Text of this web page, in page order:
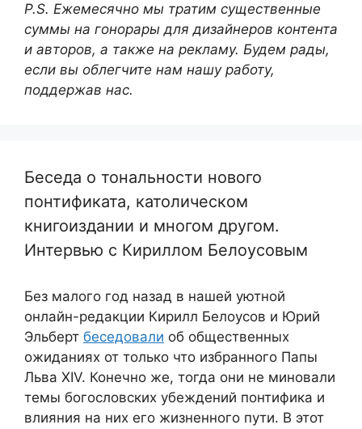
P.S. Ежемесячно мы тратим существенные
суммы на гонорары для дизайнеров контента
и авторов, а также на рекламу. Будем рады,
если вы облегчите нам нашу работу,
поддержав нас.
Беседа о тональности нового
понтификата, католическом
книгоиздании и многом другом.
Интервью с Кириллом Белоусовым
Без малого год назад в нашей уютной
онлайн-редакции Кирилл Белоусов и Юрий
Эльберт беседовали об общественных
ожиданиях от только что избранного Папы
Льва XIV. Конечно же, тогда они не миновали
темы богословских убеждений понтифика и
влияния на них его жизненного пути. В этот